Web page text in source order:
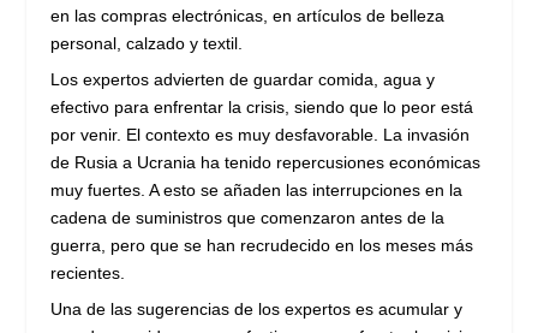
en las compras electrónicas, en artículos de belleza
personal, calzado y textil.
Los expertos advierten de guardar comida, agua y
efectivo para enfrentar la crisis, siendo que lo peor está
por venir. El contexto es muy desfavorable. La invasión
de Rusia a Ucrania ha tenido repercusiones económicas
muy fuertes. A esto se añaden las interrupciones en la
cadena de suministros que comenzaron antes de la
guerra, pero que se han recrudecido en los meses más
recientes.
Una de las sugerencias de los expertos es acumular y